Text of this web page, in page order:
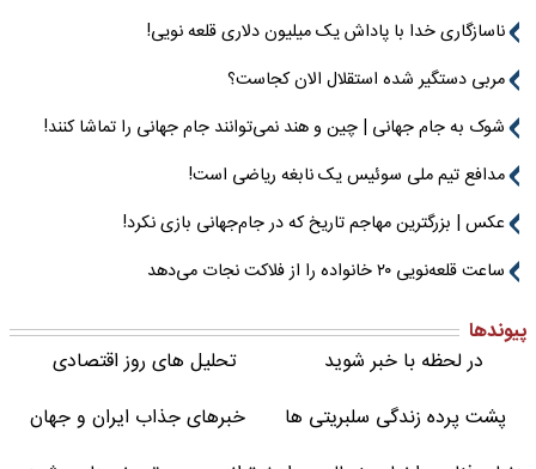
ناسازگاری خدا با پاداش یک میلیون دلاری قلعه نویی!
مربی دستگیر شده استقلال الان کجاست؟
شوک به جام جهانی | چین و هند نمی‌توانند جام جهانی را تماشا کنند!
مدافع تیم ملی سوئیس یک نابغه ریاضی است!
عکس | بزرگترین مهاجم تاریخ که در جام‌جهانی بازی نکرد!
ساعت قلعه‌نویی ۲۰ خانواده را از فلاکت نجات می‌دهد
پیوندها
در لحظه با خبر شوید
تحلیل های روز اقتصادی
پشت پرده زندگی سلبریتی ها
خبرهای جذاب ایران و جهان